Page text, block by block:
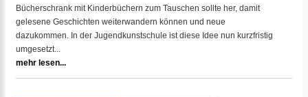
Bücherschrank mit Kinderbüchern zum Tauschen sollte her, damit
gelesene Geschichten weiterwandern können und neue
dazukommen. In der Jugendkunstschule ist diese Idee nun kurzfristig
umgesetzt...
mehr lesen...